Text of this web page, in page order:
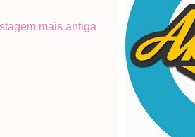
mais antiga